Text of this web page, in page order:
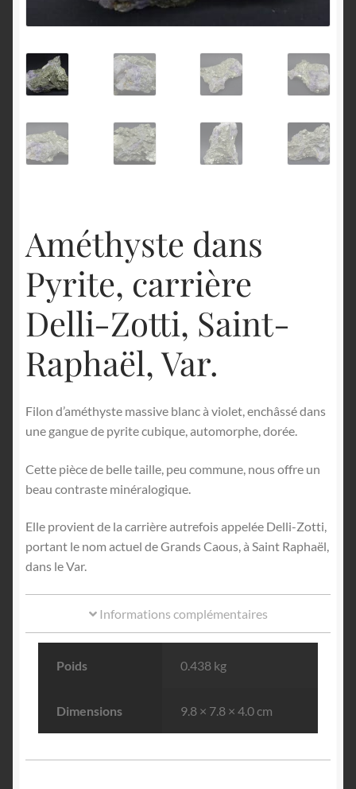
Améthyste dans
Pyrite, carrière
Delli-Zotti, Saint-
Raphaël, Var.
Filon d’améthyste massive blanc à violet, enchâssé dans
une gangue de pyrite cubique, automorphe, dorée.
Cette pièce de belle taille, peu commune, nous offre un
beau contraste minéralogique.
Elle provient de la carrière autrefois appelée Delli-Zotti,
portant le nom actuel de Grands Caous, à Saint Raphaël,
dans le Var.
Informations complémentaires
Poids 0.438 kg
Dimensions 9.8 × 7.8 × 4.0 cm